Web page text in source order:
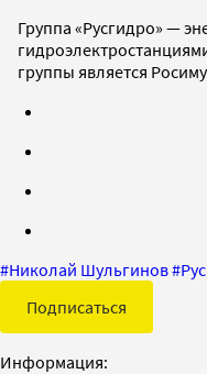
Группа «Русгидро» —
группы является
#Николай Шульгинов#
Подписаться
Информация: